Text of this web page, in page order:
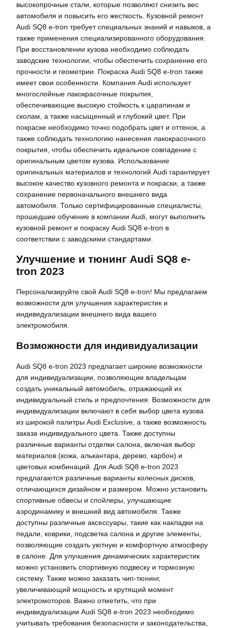
высокопрочные стали, которые позволяют снизить вес
автомобиля и повысить его жесткость. Кузовной ремонт
Audi SQ8 e-tron требует специальных знаний и навыков, а
также применения специализированного оборудования.
При восстановлении кузова необходимо соблюдать
заводские технологии, чтобы обеспечить сохранение его
прочности и геометрии. Покраска Audi SQ8 e-tron также
имеет свои особенности. Компания Audi использует
многослойные лакокрасочные покрытия,
обеспечивающие высокую стойкость к царапинам и
сколам, а также насыщенный и глубокий цвет. При
покраске необходимо точно подобрать цвет и оттенок, а
также соблюдать технологию нанесения лакокрасочного
покрытия, чтобы обеспечить идеальное совпадение с
оригинальным цветом кузова. Использование
оригинальных материалов и технологий Audi гарантирует
высокое качество кузовного ремонта и покраски, а также
сохранение первоначального внешнего вида
автомобиля. Только сертифицированные специалисты,
прошедшие обучение в компании Audi, могут выполнить
кузовной ремонт и покраску Audi SQ8 e-tron в
соответствии с заводскими стандартами.
Улучшение и тюнинг Audi SQ8 e-
tron 2023
Персонализируйте свой Audi SQ8 e-tron! Мы предлагаем
возможности для улучшения характеристик и
индивидуализации внешнего вида вашего
электромобиля.
Возможности для индивидуализации
Audi SQ8 e-tron 2023 предлагает широкие возможности
для индивидуализации, позволяющие владельцам
создать уникальный автомобиль, отражающий их
индивидуальный стиль и предпочтения. Возможности для
индивидуализации включают в себя выбор цвета кузова
из широкой палитры Audi Exclusive, а также возможность
заказа индивидуального цвета. Также доступны
различные варианты отделки салона, включая выбор
материалов (кожа, алькантара, дерево, карбон) и
цветовых комбинаций. Для Audi SQ8 e-tron 2023
предлагаются различные варианты колесных дисков,
отличающихся дизайном и размером. Можно установить
спортивные обвесы и спойлеры, улучшающие
аэродинамику и внешний вид автомобиля. Также
доступны различные аксессуары, такие как накладки на
педали, коврики, подсветка салона и другие элементы,
позволяющие создать уютную и комфортную атмосферу
в салоне. Для улучшения динамических характеристик
можно установить спортивную подвеску и тормозную
систему. Также можно заказать чип-тюнинг,
увеличивающий мощность и крутящий момент
электромоторов. Важно отметить, что при
индивидуализации Audi SQ8 e-tron 2023 необходимо
учитывать требования безопасности и законодательства,